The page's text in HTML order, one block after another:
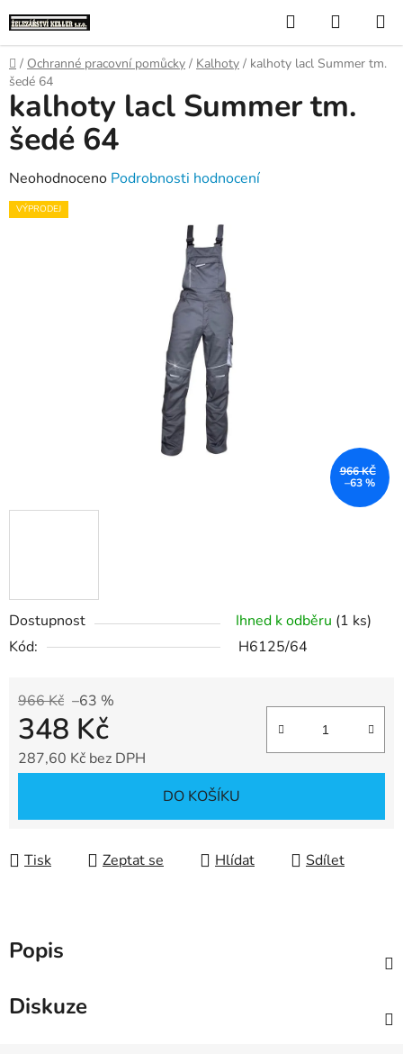
na
obsah
Hledat
KOŠÍK
Domů
/ Ochranné pracovní pomůcky / Kalhoty / kalhoty lacl Summer tm.
šedé 64
Dostupnost Ihned k odběru (1 ks)
Kód:
H6125/64
966 Kč –63 %
348 Kč
287,60 Kč bez DPH
DO KOŠÍKU
Tisk Zeptat se Hlídat Sdílet
kalhoty lacl Summer tm.
šedé 64
Průměrné
hodnocení
Neohodnoceno Podrobnosti hodnocení
VÝPRODEJ
966 KČ
–63 %
Popis
Diskuze